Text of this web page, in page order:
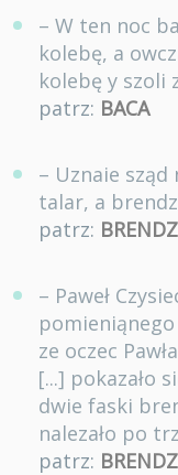
– W ten noc
kolebę, a
kolebę y szoli
patrz: BACA
– Uznaie
talar, a
patrz:
– Paweł
ze oczec
[...] pokazało
dwie faski
nalezało po
patrz: